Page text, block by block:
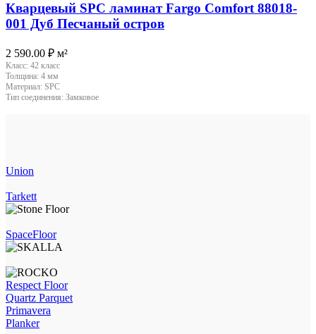
Кварцевый SPC ламинат Fargo Comfort 88018-
001 Дуб Песчаный остров
2 590.00 ₽ м²
Класс: 42 класс
Толщина: 4 мм
Материал: SPC
Тип соединения: Замковое
Union
Tarkett
SpaceFloor
Respect Floor
Quartz Parquet
Primavera
Planker